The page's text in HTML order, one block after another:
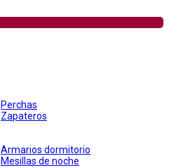
Perchas
Zapateros
Armarios dormitorio
Mesillas de noche